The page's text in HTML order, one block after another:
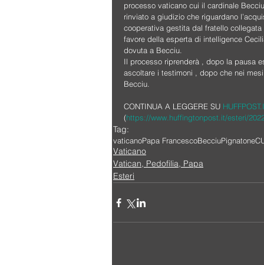
processo vaticano cui il cardinale
rinviato a giudizio che riguardano
cooperativa gestita dal fratello
favore della esperta di intelligence
dovuta a Becciu.
Il processo riprenderà , dopo la pausa
ascoltare i testimoni , dopo che nei
Becciu.
CONTINUA A LEGGERE SU
(https://www.huffingtonpost.it/esteri/
Tag:
vaticanoPapa FrancescoBecciuPignatone
Vaticano
Vatican, Pedofilia, Papa
Esteri